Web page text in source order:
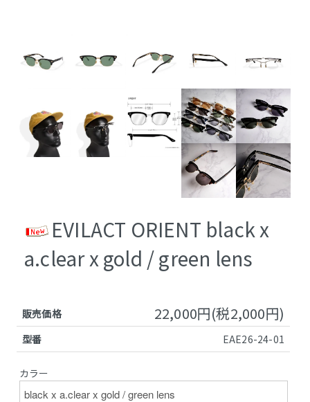
EVILACT ORIENT black x
a.clear x gold / green lens
販売価格 22,000円(税2,000円)
型番 EAE26-24-01
カラー